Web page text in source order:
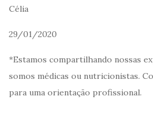
Célia
29/01/2020
*Estamos compartilhando nossas
somos médicas ou nutricionistas.
para uma orientação profissional.